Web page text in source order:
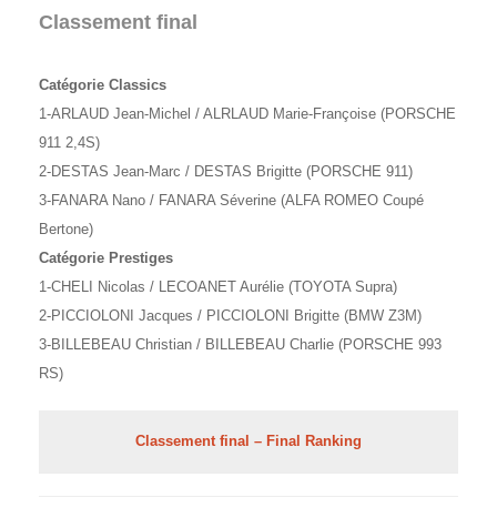
Classement final
Catégorie Classics
1-ARLAUD Jean-Michel / ALRLAUD Marie-Françoise (PORSCHE
911 2,4S)
2-DESTAS Jean-Marc / DESTAS Brigitte (PORSCHE 911)
3-FANARA Nano / FANARA Séverine (ALFA ROMEO Coupé
Bertone)
Catégorie Prestiges
1-CHELI Nicolas / LECOANET Aurélie (TOYOTA Supra)
2-PICCIOLONI Jacques / PICCIOLONI Brigitte (BMW Z3M)
3-BILLEBEAU Christian / BILLEBEAU Charlie (PORSCHE 993
RS)
Classement final – Final Ranking